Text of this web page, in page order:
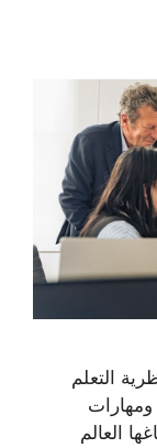
التعلم
العالم